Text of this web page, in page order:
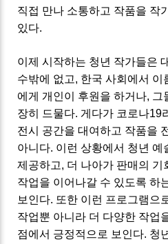
직접 만나 소통하고 작품을 작
있다.
이제 시작하는 청년 작가들은
수밖에 없고, 한국 사회에서
에게 개인이 후원을 하거나, 그
장히 드물다. 게다가 코로나19
전시 공간을 대여하고 작품을
아니다. 이런 상황에서 청년
제공하고, 더 나아가 판매의 기
작업을 이어나갈 수 있도록 하
보인다. 또한 이런 프로그램으
작업뿐 아니라 더 다양한 작업
점에서 긍정적으로 보인다. 청